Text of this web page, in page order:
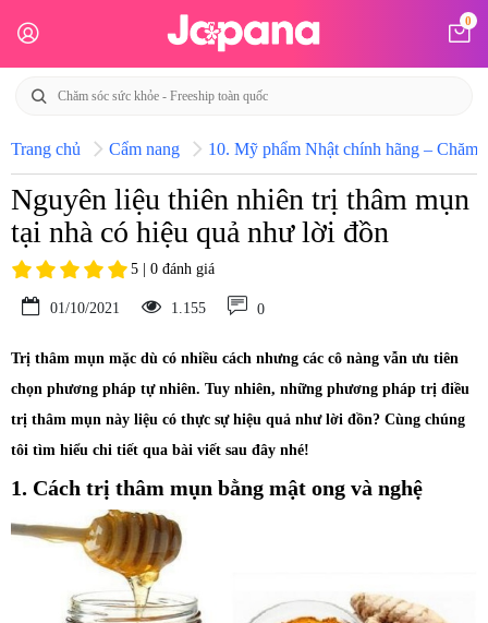
0
Trang chủ Cẩm nang 10. Mỹ phẩm Nhật chính hãng – Chăm
Nguyên liệu thiên nhiên trị thâm mụn
tại nhà có hiệu quả như lời đồn
5 | 0 đánh giá
01/10/2021 1.155 0
Trị thâm mụn mặc dù có nhiều cách nhưng các cô nàng vẫn ưu tiên
chọn phương pháp tự nhiên. Tuy nhiên, những phương pháp trị điều
trị thâm mụn này liệu có thực sự hiệu quả như lời đồn? Cùng chúng
tôi tìm hiểu chi tiết qua bài viết sau đây nhé!
1. Cách trị thâm mụn bằng mật ong và nghệ